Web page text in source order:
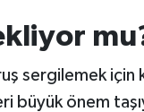
sergilemek için
büyük önem